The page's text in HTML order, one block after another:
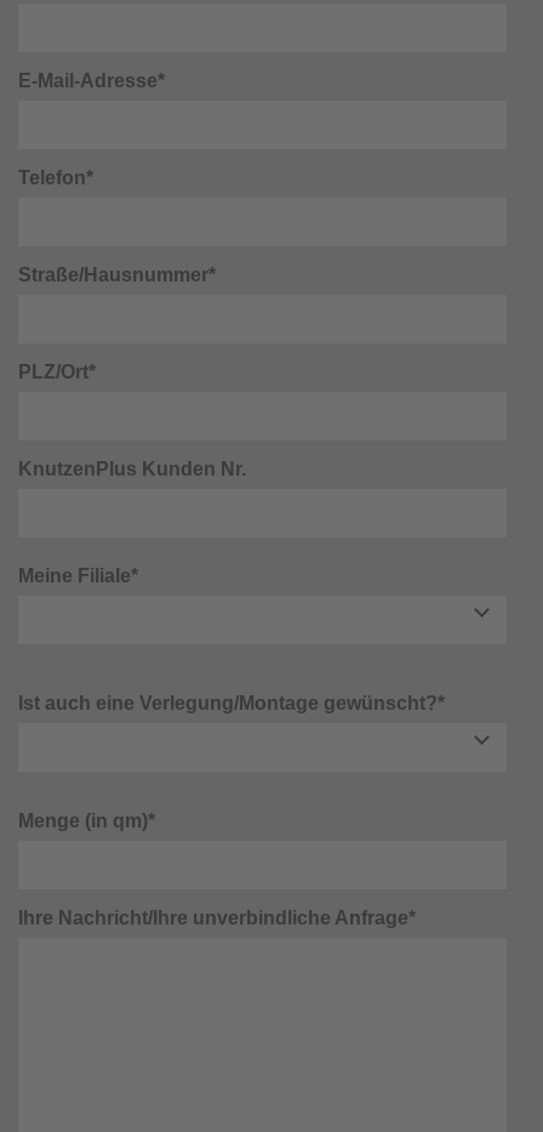
E-Mail-Adresse*
Telefon*
Straße/Hausnummer*
PLZ/Ort*
KnutzenPlus Kunden Nr.
Meine Filiale*
Ist auch eine Verlegung/Montage gewünscht?*
Menge (in qm)*
Ihre Nachricht/Ihre unverbindliche Anfrage*